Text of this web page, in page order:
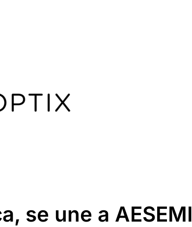
se une a AESEMI